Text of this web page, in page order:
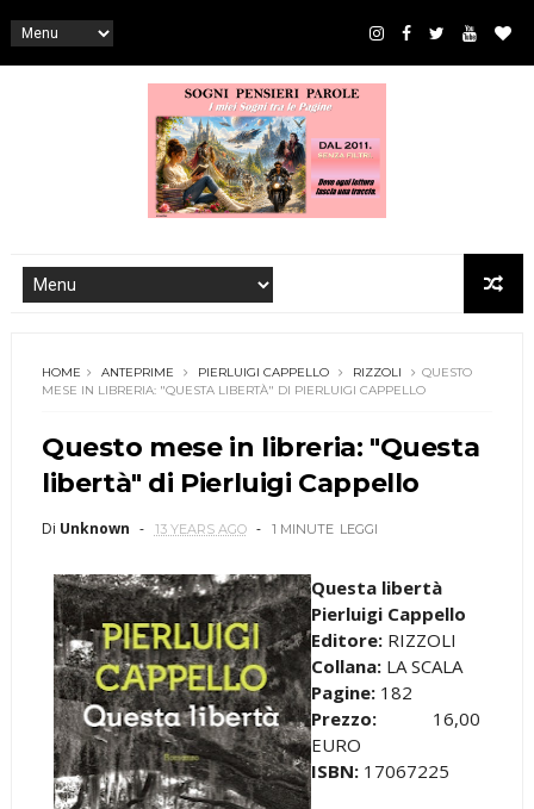
HOME ANTEPRIME PIERLUIGI CAPPELLO RIZZOLI
QUESTO
MESE IN LIBRERIA: "QUESTA LIBERTÀ" DI PIERLUIGI CAPPELLO
Questo mese in libreria: "Questa
libertà" di Pierluigi Cappello
Di Unknown 13 YEARS AGO 1 MINUTE LEGGI
Questa libertà
Pierluigi Cappello
Editore:RIZZOLI
Collana:LA SCALA
Pagine:182
Prezzo:16,00
EURO
ISBN:17067225